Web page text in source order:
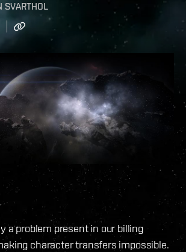
SVARTHOL
a problem present in our billing
character transfers impossible.